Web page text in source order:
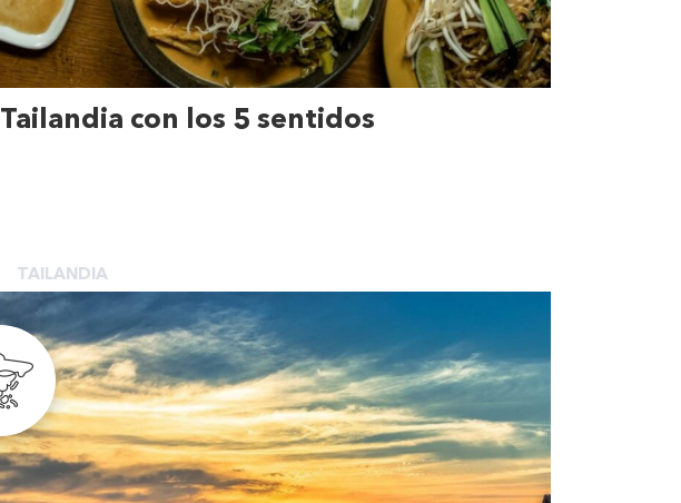
Tailandia con los 5 sentidos
TAILANDIA